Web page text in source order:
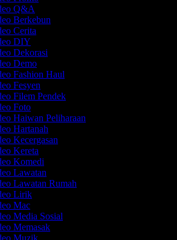
Q&A
Berkebun
Cerita
DIY
Dekorasi
Demo
Fashion Haul
Fesyen
Filem Pendek
Foto
Haiwan Peliharaan
Hartanah
Kecergasan
Kereta
Komedi
Lawatan
Lawatan Rumah
Lirik
Mac
Media Sosial
Memasak
Muzik